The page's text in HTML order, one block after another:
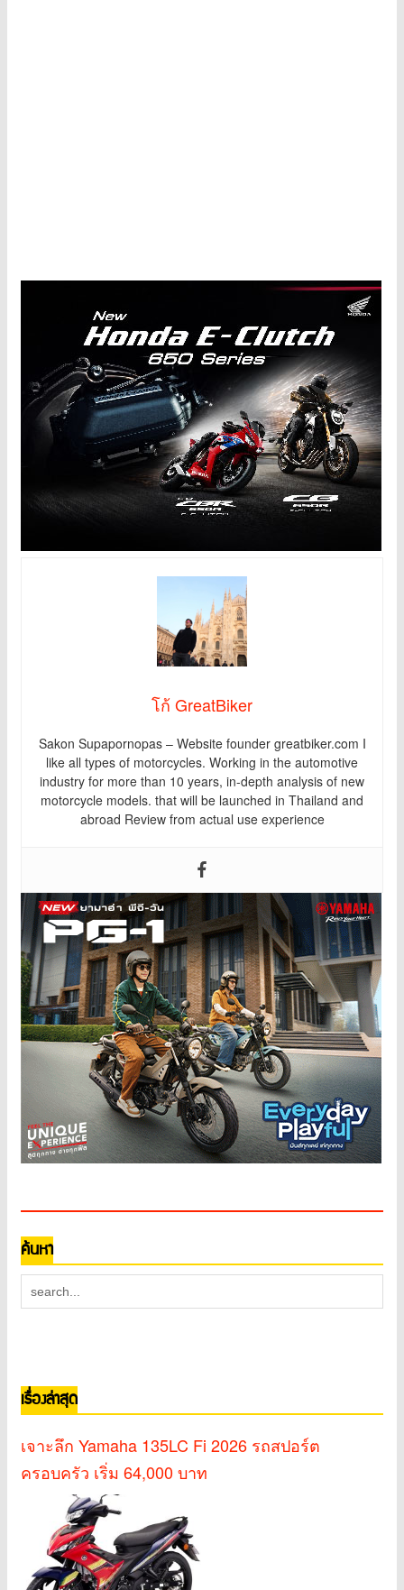
โก้ GreatBiker
Sakon Supapornopas – Website founder greatbiker.com I
like all types of motorcycles. Working in the automotive
industry for more than 10 years, in-depth analysis of new
motorcycle models. that will be launched in Thailand and
abroad Review from actual use experience
ค้นหา
เรื่องล่าสุด
เจาะลึก Yamaha 135LC Fi 2026 รถสปอร์ต
ครอบครัว เริ่ม 64,000 บาท